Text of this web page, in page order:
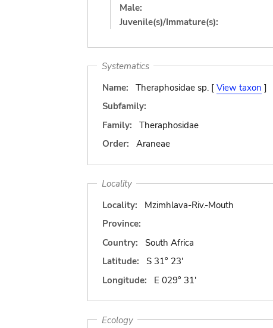
Male:
Juvenile(s)/Immature(s):
Systematics
Name:
Theraphosidae sp. [ View taxon ]
Subfamily:
Family:
Theraphosidae
Order:
Araneae
Locality
Locality:
Mzimhlava-Riv.-Mouth
Province:
Country:
South Africa
Latitude:
S 31° 23'
Longitude:
E 029° 31'
Ecology